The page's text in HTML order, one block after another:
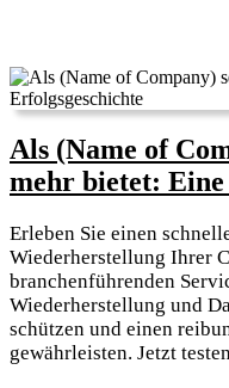
Als (Name of
mehr bietet:
Erleben Sie einen
Wiederherstellung Ihrer
branchenführenden
Wiederherstellung und
schützen und einen
gewährleisten. Jetzt